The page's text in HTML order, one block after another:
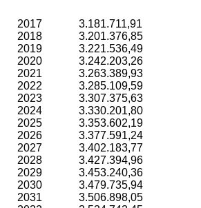
2017
3.181.711,91
2018
3.201.376,85
2019
3.221.536,49
2020
3.242.203,26
2021
3.263.389,93
2022
3.285.109,59
2023
3.307.375,63
2024
3.330.201,80
2025
3.353.602,19
2026
3.377.591,24
2027
3.402.183,77
2028
3.427.394,96
2029
3.453.240,36
2030
3.479.735,94
2031
3.506.898,05